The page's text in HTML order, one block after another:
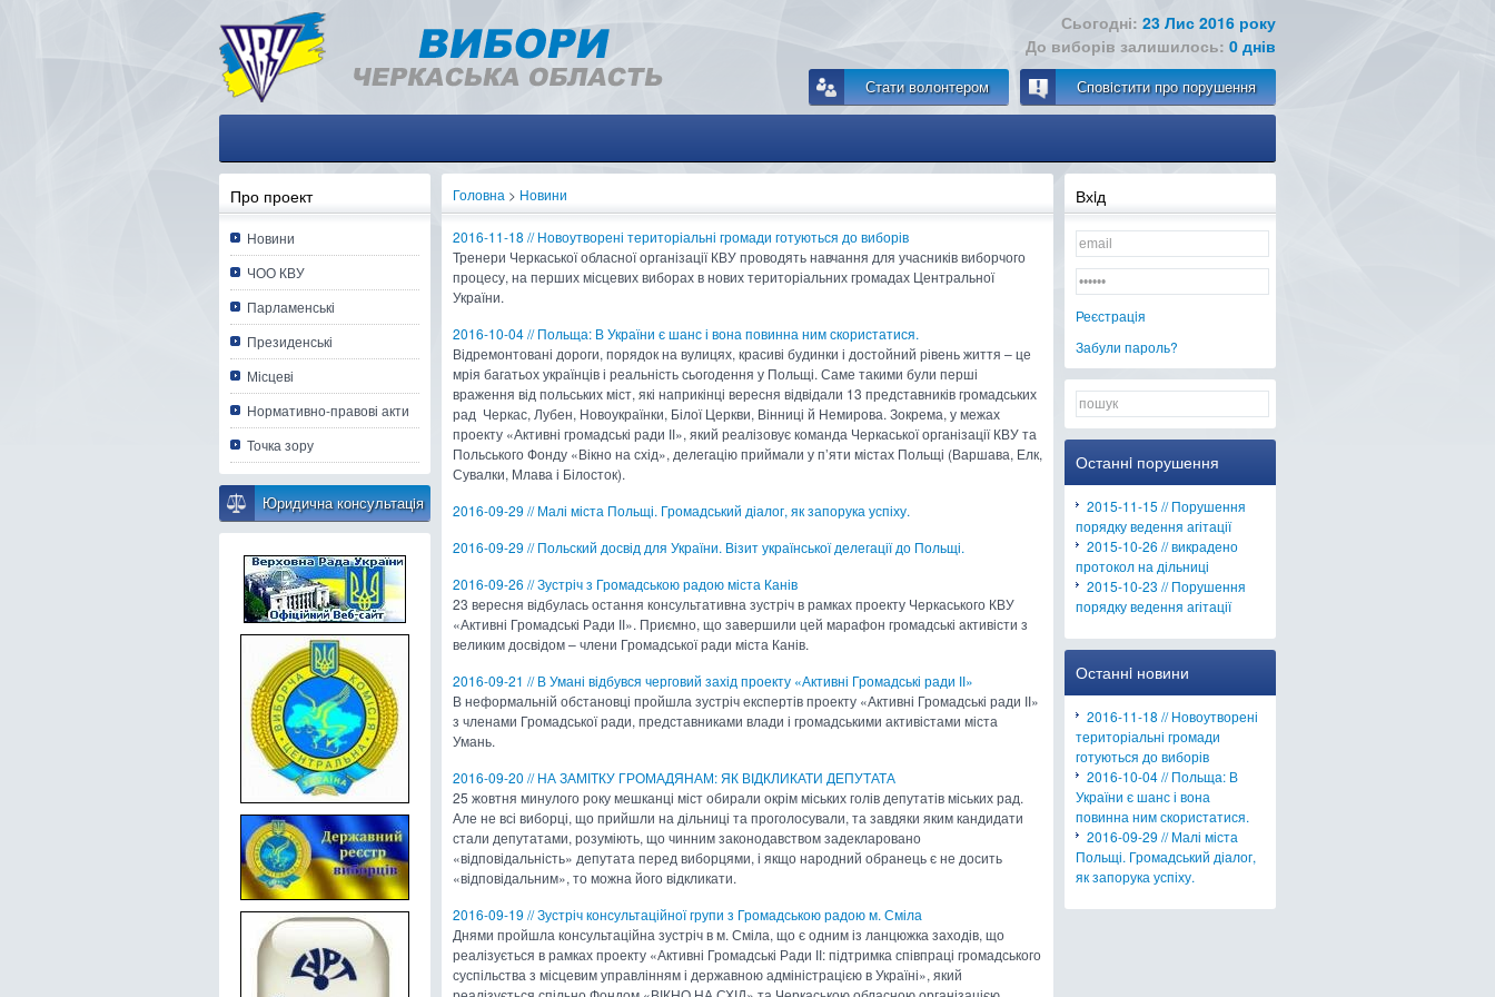
Сьогодні: 23 Лис 2016 року
До виборів залишилось: 0 днів
Сповiстити про порушення
Стати волонтером
Про проект
Новини
ЧОО КВУ
Парламенські
Президенські
Місцеві
Нормативно-правові акти
Точка зору
Юридична консультацiя
Головна > Новини
2016-11-18 // Новоутворені територіальні громади готуються до виборів
Тренери Черкаської обласної організації КВУ проводять навчання для учасників виборчого
процесу, на перших місцевих виборах в нових територіальних громадах Центральної
України.
2016-10-04 // Польща: В України є шанс і вона повинна ним скористатися.
Відремонтовані дороги, порядок на вулицях, красиві будинки і достойний рівень життя – це
мрія багатьох українців і реальність сьогодення у Польщі. Саме такими були перші
враження від польських міст, які наприкінці вересня відвідали 13 представників громадських
рад Черкас, Лубен, Новоукраїнки, Білої Церкви, Вінниці й Немирова. Зокрема, у межах
проекту «Активні громадські ради ІІ», який реалізовує команда Черкаської організації КВУ та
Польського Фонду «Вікно на схід», делегацію приймали у п’яти містах Польщі (Варшава, Елк,
Сувалки, Млава і Білосток).
2016-09-29 // Малі міста Польщі. Громадський діалог, як запорука успіху.
2016-09-29 // Польский досвід для України. Візит української делегації до Польщі.
2016-09-26 // Зустріч з Громадською радою міста Канів
23 вересня відбулась остання консультативна зустріч в рамках проекту Черкаського КВУ
«Активні Громадські Ради ІІ». Приємно, що завершили цей марафон громадські активісти з
великим досвідом – члени Громадської ради міста Канів.
2016-09-21 // В Умані відбувся черговий захід проекту «Активні Громадські ради ІІ»
В неформальній обстановці пройшла зустріч експертів проекту «Активні Громадські ради ІІ»
з членами Громадської ради, представниками влади і громадськими активістами міста
Умань.
2016-09-20 // НА ЗАМІТКУ ГРОМАДЯНАМ: ЯК ВІДКЛИКАТИ ДЕПУТАТА
25 жовтня минулого року мешканці міст обирали окрім міських голів депутатів міських рад.
Але не всі виборці, що прийшли на дільниці та проголосували, та завдяки яким кандидати
стали депутатами, розуміють, що чинним законодавством задекларовано
«відповідальність» депутата перед виборцями, і якщо народний обранець є не досить
«відповідальним», то можна його відкликати.
2016-09-19 // Зустріч консультаційної групи з Громадською радою м. Сміла
Днями пройшла консультаційна зустріч в м. Сміла, що є одним із ланцюжка заходів, що
реалізується в рамках проекту «Активні Громадські Ради ІІ: підтримка співпраці громадського
суспільства з місцевим управлінням і державною адміністрацією в Україні», який
Вхiд
Реєстрацiя
Забули пароль?
Останнi порушення
2015-11-15 // Порушення
порядку ведення агітації
2015-10-26 // викрадено
протокол на дільниці
2015-10-23 // Порушення
порядку ведення агітації
Останнi новини
2016-11-18 // Новоутворені
територіальні громади
готуються до виборів
2016-10-04 // Польща: В
України є шанс і вона
повинна ним скористатися.
2016-09-29 // Малі міста
Польщі. Громадський діалог,
як запорука успіху.